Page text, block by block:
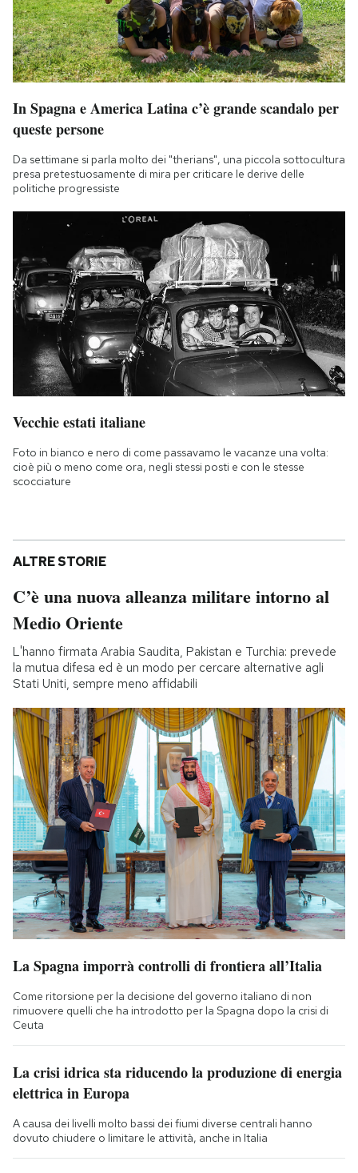
In Spagna e America Latina c’è grande scandalo per
queste persone
Da settimane si parla molto dei "therians", una piccola sottocultura
presa pretestuosamente di mira per criticare le derive delle
politiche progressiste
Vecchie estati italiane
Foto in bianco e nero di come passavamo le vacanze una volta:
cioè più o meno come ora, negli stessi posti e con le stesse
scocciature
ALTRE STORIE
C’è una nuova alleanza militare intorno al
Medio Oriente
L'hanno firmata Arabia Saudita, Pakistan e Turchia: prevede
la mutua difesa ed è un modo per cercare alternative agli
Stati Uniti, sempre meno affidabili
La Spagna imporrà controlli di frontiera all’Italia
Come ritorsione per la decisione del governo italiano di non
rimuovere quelli che ha introdotto per la Spagna dopo la crisi di
Ceuta
La crisi idrica sta riducendo la produzione di energia
elettrica in Europa
A causa dei livelli molto bassi dei fiumi diverse centrali hanno
dovuto chiudere o limitare le attività, anche in Italia